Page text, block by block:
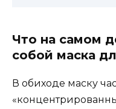
Что на самом
собой маска
В обиходе маску